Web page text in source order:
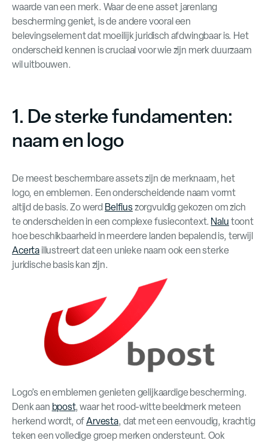
waarde van een merk. Waar de ene asset jarenlang
bescherming geniet, is de andere vooral een
belevingselement dat moeilijk juridisch afdwingbaar is. Het
onderscheid kennen is cruciaal voor wie zijn merk duurzaam
wil uitbouwen.
1. De sterke fundamenten:
naam en logo
De meest beschermbare assets zijn de merknaam, het
logo, en emblemen. Een onderscheidende naam vormt
altijd de basis. Zo werdBelfiuszorgvuldig gekozen om zich
te onderscheiden in een complexe fusiecontext. Nalutoont
hoe beschikbaarheid in meerdere landen bepalend is, terwijl
Acertaillustreert dat een unieke naam ook een sterke
juridische basis kan zijn.
Logo’s en emblemen genieten gelijkaardige bescherming.
Denk aan bpost, waar het rood-witte beeldmerk meteen
herkend wordt, ofArvesta, dat met een eenvoudig, krachtig
teken een volledige groep merken ondersteunt. Ook